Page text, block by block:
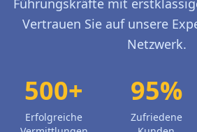
Führungskräfte mit
Vertrauen Sie auf unsere
Netzwerk.
500+
Erfolgreiche
95%
Zufriedene